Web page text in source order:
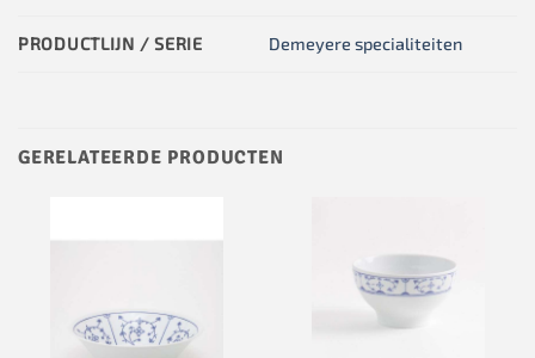
PRODUCTLIJN / SERIE Demeyere specialiteiten
GERELATEERDE PRODUCTEN